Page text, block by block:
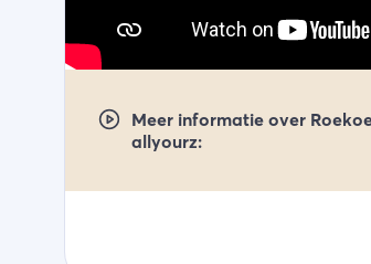
Meer informatie over
allyourz: